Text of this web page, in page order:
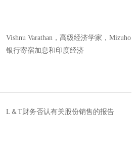
Vishnu Varathan，高级经济学家，Mizuho
银行寄宿加息和印度经济
L＆T财务否认有关股份销售的报告